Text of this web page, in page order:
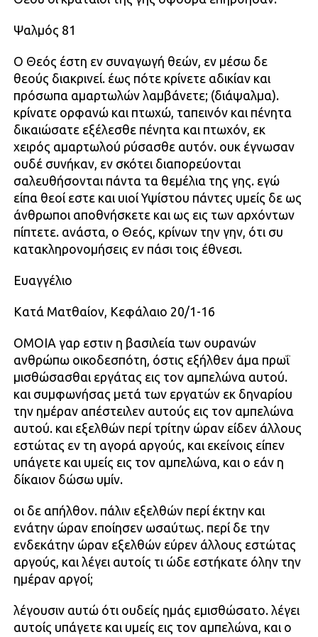
Ψαλμός 81
Ο Θεός έστη εν συναγωγή θεών, εν μέσω δε
θεούς διακρινεί. έως πότε κρίνετε αδικίαν και
πρόσωπα αμαρτωλών λαμβάνετε; (διάψαλμα).
κρίνατε ορφανώ και πτωχώ, ταπεινόν και πένητα
δικαιώσατε εξέλεσθε πένητα και πτωχόν, εκ
χειρός αμαρτωλού ρύσασθε αυτόν. ουκ έγνωσαν
ουδέ συνήκαν, εν σκότει διαπορεύονται
σαλευθήσονται πάντα τα θεμέλια της γης. εγώ
είπα θεοί εστε και υιοί Υψίστου πάντες υμείς δε ως
άνθρωποι αποθνήσκετε και ως εις των αρχόντων
πίπτετε. ανάστα, ο Θεός, κρίνων την γην, ότι συ
κατακληρονομήσεις εν πάσι τοις έθνεσι.
Ευαγγέλιο
Κατά Ματθαίον, Κεφάλαιο 20/1-16
ΟΜΟΙΑ γαρ εστιν η βασιλεία των ουρανών
ανθρώπω οικοδεσπότη, όστις εξήλθεν άμα πρωΐ
μισθώσασθαι εργάτας εις τον αμπελώνα αυτού.
και συμφωνήσας μετά των εργατών εκ δηναρίου
την ημέραν απέστειλεν αυτούς εις τον αμπελώνα
αυτού. και εξελθών περί τρίτην ώραν είδεν άλλους
εστώτας εν τη αγορά αργούς, και εκείνοις είπεν
υπάγετε και υμείς εις τον αμπελώνα, και ο εάν η
δίκαιον δώσω υμίν.
οι δε απήλθον. πάλιν εξελθών περί έκτην και
ενάτην ώραν εποίησεν ωσαύτως. περί δε την
ενδεκάτην ώραν εξελθών εύρεν άλλους εστώτας
αργούς, και λέγει αυτοίς τι ώδε εστήκατε όλην την
ημέραν αργοί;
λέγουσιν αυτώ ότι ουδείς ημάς εμισθώσατο. λέγει
αυτοίς υπάγετε και υμείς εις τον αμπελώνα, και ο